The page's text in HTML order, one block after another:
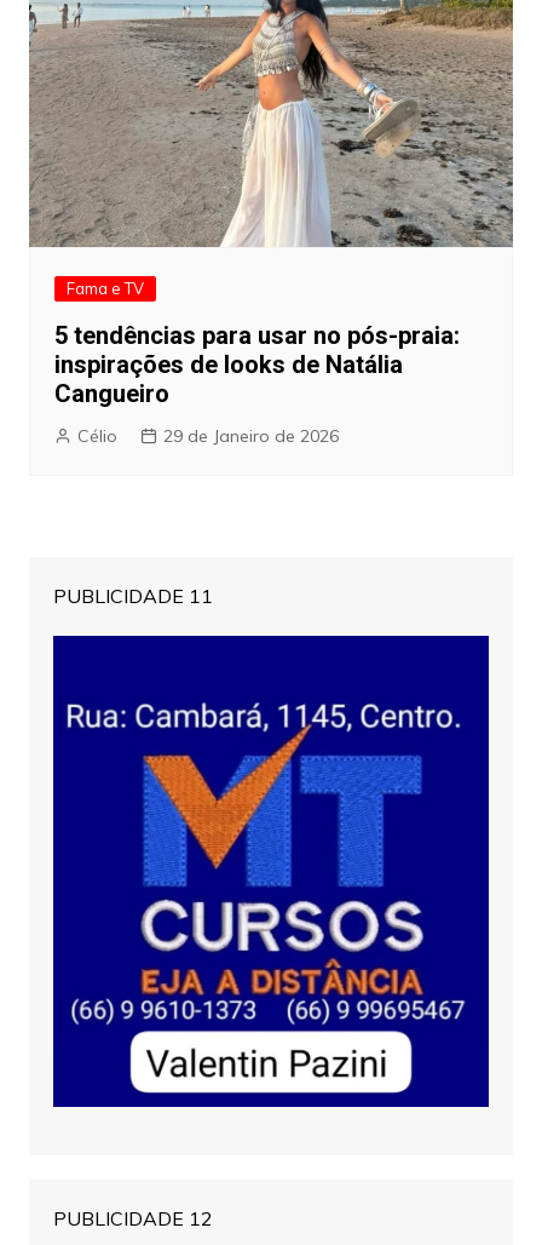
Fama e TV
5 tendências para usar no pós-praia:
inspirações de looks de Natália
Cangueiro
Célio 29 de Janeiro de 2026
PUBLICIDADE 11
PUBLICIDADE 12